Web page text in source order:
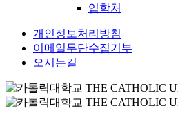
입학처
개인정보처리방침
이메일무단수집거부
오시는길